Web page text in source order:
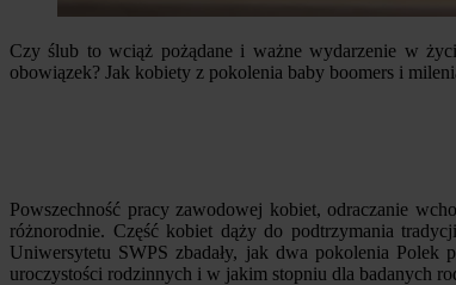
Czy ślub to wciąż pożądane i ważne wydarzenie w
obowiązek? Jak kobiety z pokolenia baby boomers i
Powszechność pracy zawodowej kobiet, odraczanie
różnorodnie. Część kobiet dąży do podtrzymania
Uniwersytetu SWPS zbadały, jak dwa pokolenia
uroczystości rodzinnych i w jakim stopniu dla badanych